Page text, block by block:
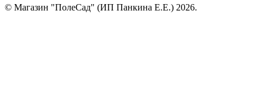
© Магазин "ПолеСад" (ИП Панкина Е.Е.) 2026.